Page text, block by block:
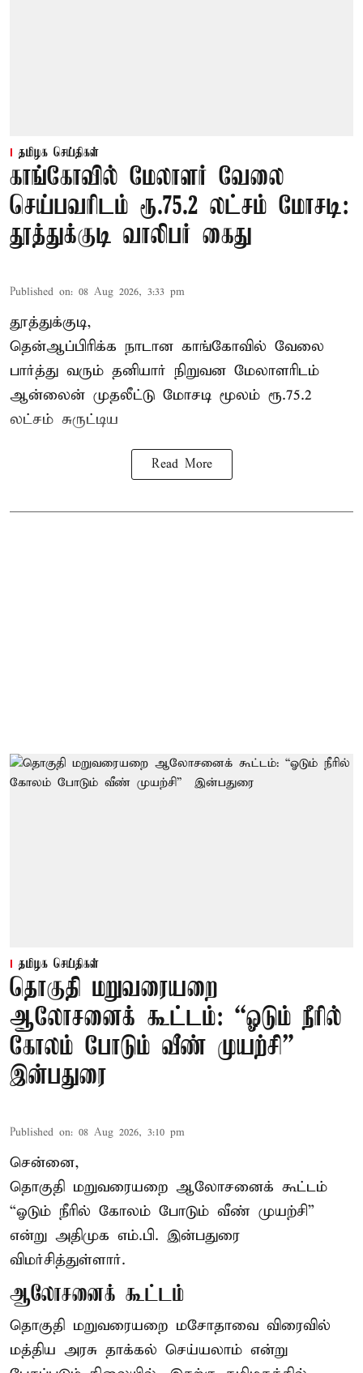
தமிழக செய்திகள்
காங்கோவில் மேலாளர் வேலை
செய்பவரிடம் ரூ.75.2 லட்சம் மோசடி:
தூத்துக்குடி வாலிபர் கைது
Published on: 08 Aug 2026, 3:33 pm
தூத்துக்குடி,
தென்ஆப்பிரிக்க நாடான காங்கோவில் வேலை
பார்த்து வரும் தனியார் நிறுவன மேலாளரிடம்
ஆன்லைன் முதலீட்டு மோசடி மூலம் ரூ.75.2
லட்சம் சுருட்டிய
Read More
தமிழக செய்திகள்
தொகுதி மறுவரையறை
ஆலோசனைக் கூட்டம்: “ஓடும் நீரில்
கோலம் போடும் வீண் முயற்சி” –
இன்பதுரை
Published on: 08 Aug 2026, 3:10 pm
சென்னை,
தொகுதி மறுவரையறை ஆலோசனைக் கூட்டம்
“ஓடும் நீரில் கோலம் போடும் வீண் முயற்சி”
என்று அதிமுக எம்.பி. இன்பதுரை
விமர்சித்துள்ளார்.
ஆலோசனைக் கூட்டம்
தொகுதி மறுவரையறை மசோதாவை விரைவில்
மத்திய அரசு தாக்கல் செய்யலாம் என்று